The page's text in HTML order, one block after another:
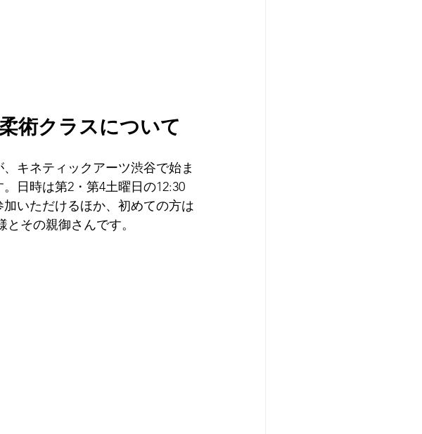
術クラスについて
キネティックアーツ渋谷で始ま
日時は第2・第4土曜日の12:30
いただけるほか、初めての方は
その親御さんです。